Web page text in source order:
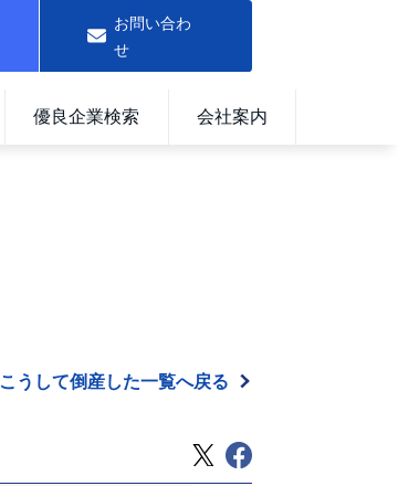
お問い合わ
せ
優良企業検索 会社案内
こうして倒産した一覧へ戻る